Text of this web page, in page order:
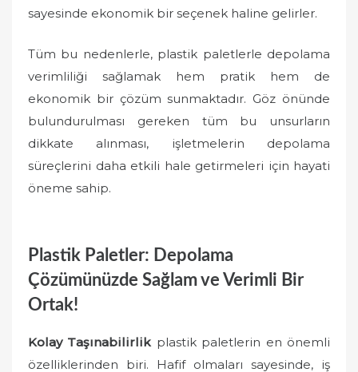
sayesinde ekonomik bir seçenek haline gelirler.
Tüm bu nedenlerle, plastik paletlerle depolama
verimliliği sağlamak hem pratik hem de
ekonomik bir çözüm sunmaktadır. Göz önünde
bulundurulması gereken tüm bu unsurların
dikkate alınması, işletmelerin depolama
süreçlerini daha etkili hale getirmeleri için hayati
öneme sahip.
Plastik Paletler: Depolama
Çözümünüzde Sağlam ve Verimli Bir
Ortak!
Kolay Taşınabilirlik plastik paletlerin en önemli
özelliklerinden biri. Hafif olmaları sayesinde, iş